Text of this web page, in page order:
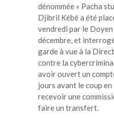
dénommée « Pacha
Djibril Kébé a été
vendredi par le
décembre, et
garde à vue à la
contre la
avoir ouvert un
jours avant le coup
recevoir une
faire un transfert.